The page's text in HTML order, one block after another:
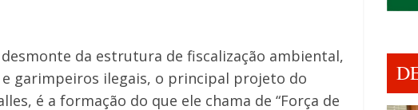
da estrutura de fiscalização ambiental,
garimpeiros ilegais, o principal projeto do
é a formação do que ele chama de “Força de